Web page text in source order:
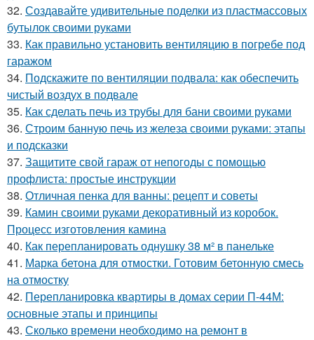
32. Создавайте удивительные поделки из пластмассовых
бутылок своими руками
33. Как правильно установить вентиляцию в погребе под
гаражом
34. Подскажите по вентиляции подвала: как обеспечить
чистый воздух в подвале
35. Как сделать печь из трубы для бани своими руками
36. Строим банную печь из железа своими руками: этапы
и подсказки
37. Защитите свой гараж от непогоды с помощью
профлиста: простые инструкции
38. Отличная пенка для ванны: рецепт и советы
39. Камин своими руками декоративный из коробок.
Процесс изготовления камина
40. Как перепланировать однушку 38 м² в панельке
41. Марка бетона для отмостки. Готовим бетонную смесь
на отмостку
42. Перепланировка квартиры в домах серии П-44М:
основные этапы и принципы
43. Сколько времени необходимо на ремонт в